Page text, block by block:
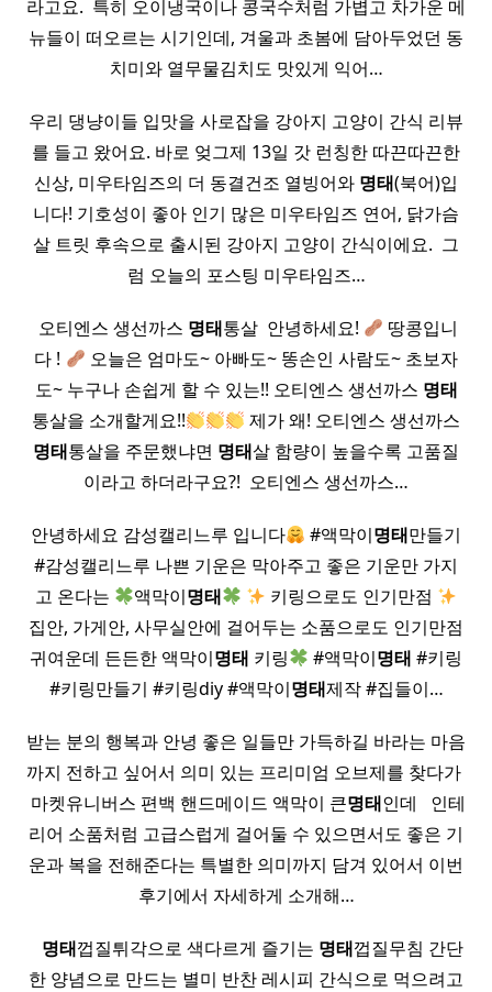
라고요. ​ 특히 오이냉국이나 콩국수처럼 가볍고 차가운 메
뉴들이 떠오르는 시기인데, 겨울과 초봄에 담아두었던 동
치미와 열무물김치도 맛있게 익어…
우리 댕냥이들 입맛을 사로잡을 강아지 고양이 간식 리뷰
를 들고 왔어요. 바로 엊그제 13일 갓 런칭한 따끈따끈한
신상, 미우타임즈의 더 동결건조 열빙어와 명태(북어)입
니다! 기호성이 좋아 인기 많은 미우타임즈 연어, 닭가슴
살 트릿 후속으로 출시된 강아지 고양이 간식이에요. ​ 그
럼 오늘의 포스팅 미우타임즈…
​ 오티엔스 생선까스 명태통살 ​ 안녕하세요!
땅콩입니
다 !
오늘은 엄마도~ 아빠도~ 똥손인 사람도~ 초보자
도~ 누구나 손쉽게 할 수 있는!! 오티엔스 생선까스 명태
통살을 소개할게요!!
제가 왜! 오티엔스 생선까스
명태통살을 주문했냐면 명태살 함량이 높을수록 고품질
이라고 하더라구요?! ​ 오티엔스 생선까스…
안녕하세요 감성캘리느루 입니다 #액막이명태만들기
#감성캘리느루 나쁜 기운은 막아주고 좋은 기운만 가지
고 온다는
액막이명태
키링으로도 인기만점
집안, 가게안, 사무실안에 걸어두는 소품으로도 인기만점
귀여운데 든든한 액막이명태 키링 #액막이명태 #키링
#키링만들기 #키링diy #액막이명태제작 #집들이…
받는 분의 행복과 안녕 좋은 일들만 가득하길 바라는 마음
까지 전하고 싶어서 의미 있는 프리미엄 오브제를 찾다가 ​
​ 마켓유니버스 편백 핸드메이드 액막이 큰명태인데 ​ ​ 인테
리어 소품처럼 고급스럽게 걸어둘 수 있으면서도 좋은 기
운과 복을 전해준다는 특별한 의미까지 담겨 있어서 이번
후기에서 자세하게 소개해…
명태껍질튀각으로 색다르게 즐기는 명태껍질무침 간단
한 양념으로 만드는 별미 반찬 레시피 간식으로 먹으려고